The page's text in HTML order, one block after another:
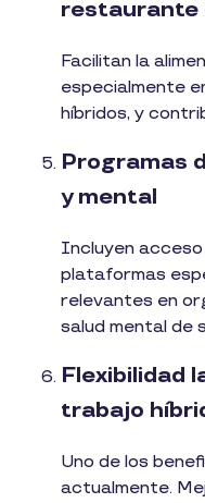
restaurante
Facilitan la
especialmente
híbridos, y
Programas
y mental
Incluyen
plataformas
relevantes en
salud mental de
Flexibilidad
trabajo
Uno de los
actualmente.